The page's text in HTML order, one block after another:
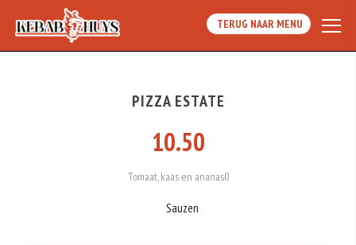
TERUG NAAR MENU
PIZZA ESTATE
10.50
Tomaat, kaas en ananas0
Sauzen